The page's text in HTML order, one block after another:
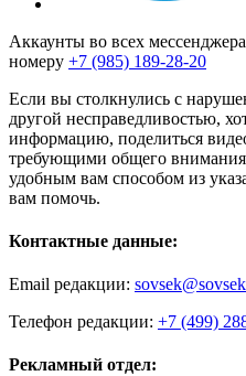
Аккаунты во всех
номеру +7 (985) 189-28-20
Если вы столкнулись с
другой несправедливостью,
информацию, поделиться
требующими общего
удобным вам способом из
вам помочь.
Контактные данные:
Email редакции:
Телефон редакции: +7 (499)
Рекламный отдел: